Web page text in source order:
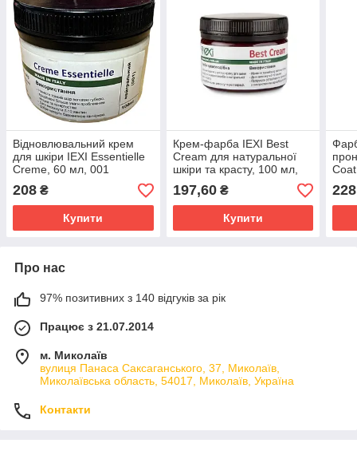
Відновлювальний крем
для шкіри IEXI Essentielle
Creme, 60 мл, 001
208 ₴
Купити
Крем-фарба IEXI Best
Cream для натуральної
шкіри та красту, 100 мл,
197,60₴
Купити
Про нас
97% позитивних з 140 відгуків за рік
Працює з 21.07.2014
м. Миколаїв
вулиця Панаса Саксаганського, 37, Миколаїв,
Миколаївська область, 54017, Миколаїв, Україна
Контакти